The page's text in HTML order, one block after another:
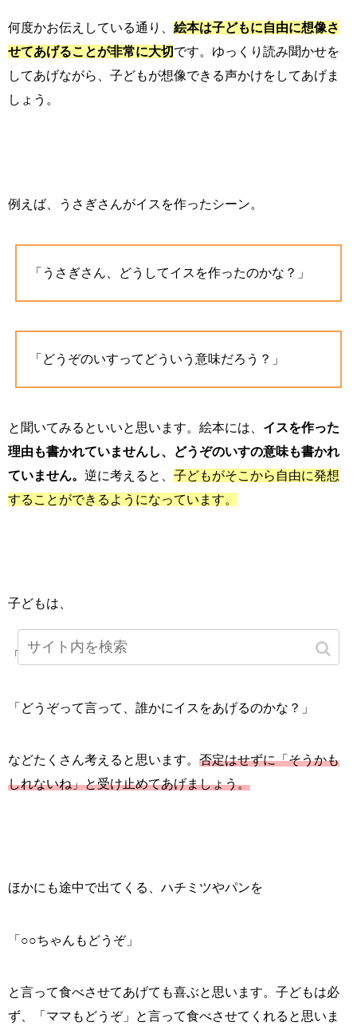
何度かお伝えしている通り、 絵本は子どもに自由に想像さ
せてあげることが非常に大切です。ゆっくり読み聞かせを
してあげながら、子どもが想像できる声かけをしてあげま
しょう。
例えば、うさぎさんがイスを作ったシーン。
「うさぎさん、どうしてイスを作ったのかな？」
「どうぞのいすってどういう意味だろう？」
と聞いてみるといいと思います。絵本には、 イスを作った
理由も書かれていませんし、どうぞのいすの意味も書かれ
ていません。 逆に考えると、 子どもがそこから自由に発想
することができるようになっています。
子どもは、
「お家で使いたかったのかな？」
「どうぞって言って、誰かにイスをあげるのかな？」
などたくさん考えると思います。 否定はせずに「そうかも
しれないね」と受け止めてあげましょう。
ほかにも途中で出てくる、ハチミツやパンを
「○○ちゃんもどうぞ」
と言って食べさせてあげても喜ぶと思います。子どもは必
ず、「ママもどうぞ」と言って食べさせてくれると思いま